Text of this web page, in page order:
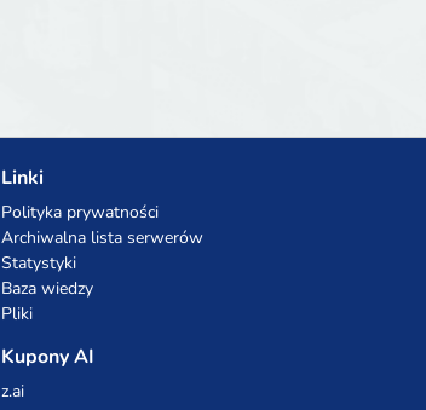
Linki
Polityka prywatności
Archiwalna lista serwerów
Statystyki
Baza wiedzy
Pliki
Kupony AI
z.ai